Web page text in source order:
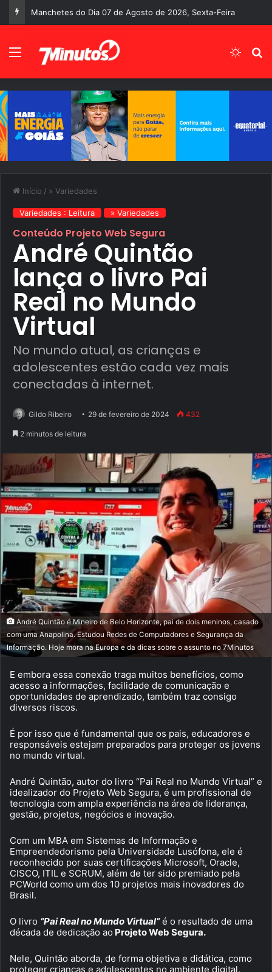
Manchetes do Dia 07 de Agosto de 2026, Sexta-Feira
Menu
Início / » Variedades
Variedades : Leitura » Variedades
Conteúdo Projeto Web Segura
André Quintão
lança o livro Pai
Real no Mundo
Virtual
No mundo atual, as crianças e
adolescentes estão cada vez mais
conectadas à internet.
Gildo Ribeiro 29 de fevereiro de 2024 432
2 minutos de leitura
André Quintão é Mineiro de Belo Horizonte, pai de dois meninos, casado
com uma Anapolina. Estudou Redes de Computadores e Segurança da
Informação. Hoje mora na Europa e da dicas sobre o assunto no 7Minutos
E embora essa conexão traga muitos benefícios, como
acesso a informações, facilidade de comunicação e
oportunidades de aprendizado, também traz consigo
diversos riscos.
É por isso que é fundamental que os pais, educadores e
responsáveis estejam preparados para proteger os jovens
no mundo virtual.
André Quintão, autor do livro “Pai Real no Mundo Virtual” e
idealizador do Projeto Web Segura, é um profissional de
tecnologia com ampla experiência na área de liderança,
gestão, projetos, negócios e inovação.
Com um MBA em Sistemas de Informação e
Empreendedorismo pela Universidade Lusófona, ele é
reconhecido por suas certificações Microsoft, Oracle,
CISCO, ITIL e SCRUM, além de ter sido premiado pela
PCWorld como um dos 10 projetos mais inovadores do
Brasil.
O livro “Pai Real no Mundo Virtual”é o resultado de uma
década de dedicação ao Projeto Web Segura.
Nele, Quintão aborda, de forma objetiva e didática, como
proteger crianças e adolescentes no ambiente digital.